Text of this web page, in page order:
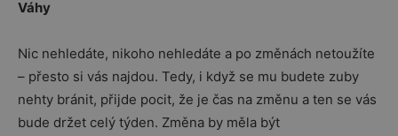
Váhy
Nic nehledáte, nikoho nehledáte a po změnách netoužíte
– přesto si vás najdou. Tedy, i když se mu budete zuby
nehty bránit, přijde pocit, že je čas na změnu a ten se vás
bude držet celý týden. Změna by měla být